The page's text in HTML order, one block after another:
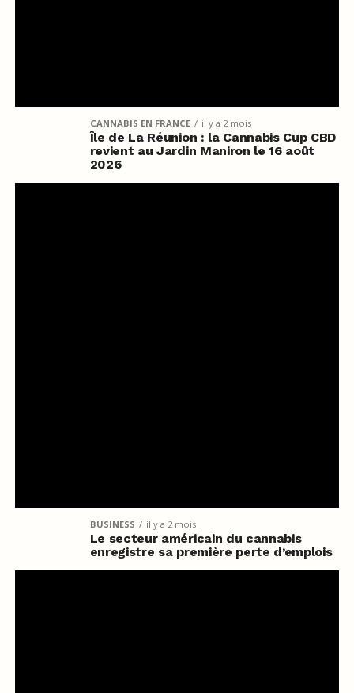
CANNABIS EN FRANCE il y a 2 mois
Île de La Réunion : la Cannabis Cup CBD
revient au Jardin Maniron le 16 août
2026
BUSINESS il y a 2 mois
Le secteur américain du cannabis
enregistre sa première perte d’emplois